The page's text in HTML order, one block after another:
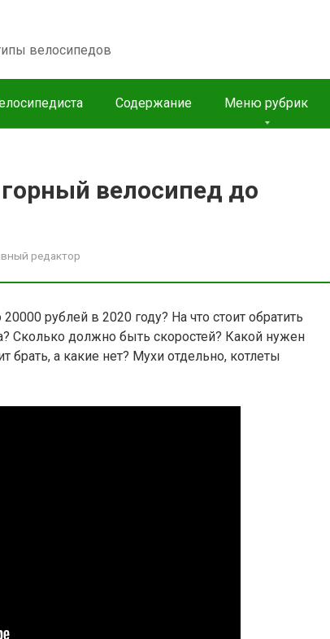
велосипедов
Содержание Меню рубрик
велосипед до
редактор
рублей в 2020 году? На что стоит обратить
Сколько должно быть скоростей? Какой нужен
брать, а какие нет? Мухи отдельно, котлеты